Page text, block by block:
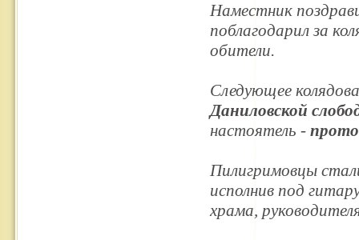
Наместник
поблагодарил за
обители.
Следующее
Даниловской
настоятель -
Пилигримовцы
исполнив под
храма,